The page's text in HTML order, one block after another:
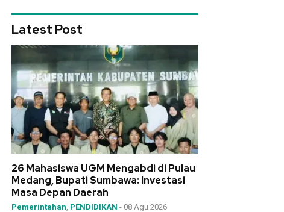
Latest Post
26 Mahasiswa UGM Mengabdi di Pulau
Medang, Bupati Sumbawa: Investasi
Masa Depan Daerah
Pemerintahan, PENDIDIKAN - 08 Agu 2026